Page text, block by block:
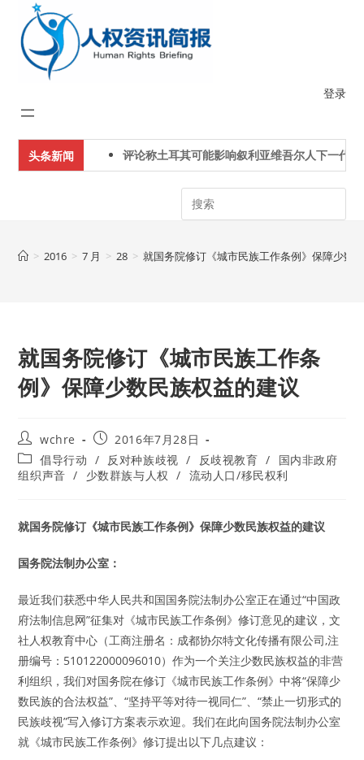
content
登录
头条新闻 评论称土耳其可能影响叙利亚维吾尔人下一代身份认
Search
> 2016 > 7 月 > 28 > 就国务院修订《城市民族工作条例》保障少数
就国务院修订《城市民族工作条
例》保障少数民族权益的建议
Post
author:
wchre
Post
published:
2016年7月28日
Post
category:
倡导行动 / 反对种族歧视 / 反歧视教育 /
国内非政府
组织声音 / 少数群族与人权 / 流动人口/移民权利
就国务院修订《城市民族工作条例》保障少数民族权益的建议
国务院法制办公室：
最近我们获悉中华人民共和国国务院法制办公室正在通过“中国政
府法制信息网”征集对《城市民族工作条例》修订意见的建议，文
社人权教育中心（工商注册名：成都协尔特文化传播有限公司,注
册编号：510122000096010）作为一个关注少数民族权益的非营
利组织，我们对国务院在修订《城市民族工作条例》中将“保障少
数民族的合法权益”、“坚持平等对待一视同仁”、“禁止一切形式的
民族歧视”写入修订方案表示欢迎。我们在此向国务院法制办公室
就《城市民族工作条例》修订提出以下几点建议：